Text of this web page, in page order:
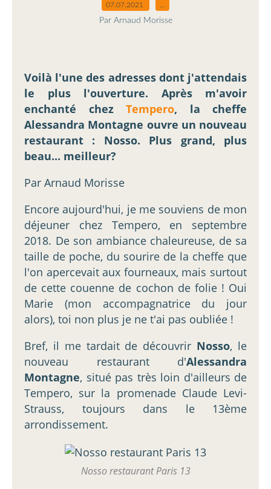
07.07.2021
Par Arnaud Morisse
Voilà l'une des adresses dont j'attendais
le plus l'ouverture. Après m'avoir
enchanté chez Tempero, la cheffe
Alessandra Montagne ouvre un nouveau
restaurant : Nosso. Plus grand, plus
beau... meilleur?
Par Arnaud Morisse
Encore aujourd'hui, je me souviens de mon
déjeuner chez Tempero, en septembre
2018. De son ambiance chaleureuse, de sa
taille de poche, du sourire de la cheffe que
l'on apercevait aux fourneaux, mais surtout
de cette couenne de cochon de folie ! Oui
Marie (mon accompagnatrice du jour
alors), toi non plus je ne t'ai pas oubliée !
Bref, il me tardait de découvrir Nosso, le
nouveau restaurant d'Alessandra
Montagne, situé pas très loin d'ailleurs de
Tempero, sur la promenade Claude Levi-
Strauss, toujours dans le 13ème
arrondissement.
Nosso restaurant Paris 13